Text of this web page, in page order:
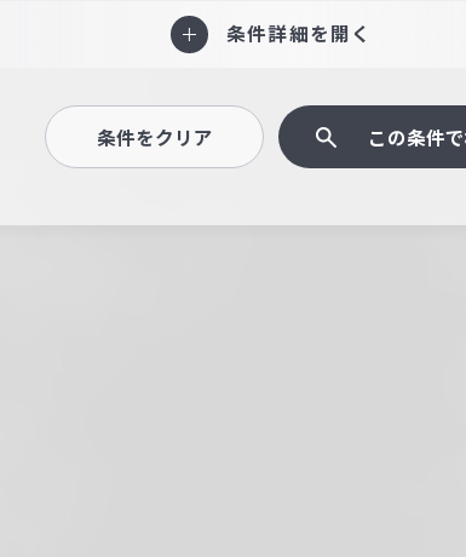
条件詳細を開く
条件をクリア この条件